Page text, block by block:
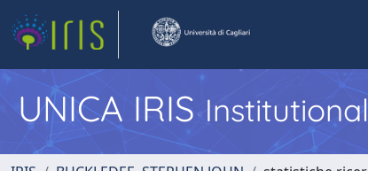
UNICA IRIS